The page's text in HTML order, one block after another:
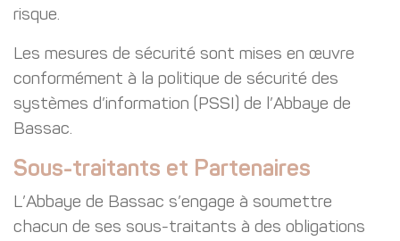
risque.
Les mesures de sécurité sont mises en œuvre
conformément à la politique de sécurité des
systèmes d’information (PSSI) de l’Abbaye de
Bassac.
Sous-traitants et Partenaires
L’Abbaye de Bassac s’engage à soumettre
chacun de ses sous-traitants à des obligations